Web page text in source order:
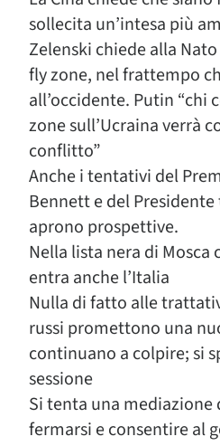
sollecita un’intesa più
Zelenski chiede alla
fly zone, nel frattempo
all’occidente. Putin “chi
zone sull’Ucraina verrà
conflitto”
Anche i tentativi del
Bennett e del
aprono prospettive.
Nella lista nera di Mosca
entra anche l’Italia
Nulla di fatto alle
russi promettono una
continuano a colpire; si
sessione
Si tenta una
fermarsi e consentire al